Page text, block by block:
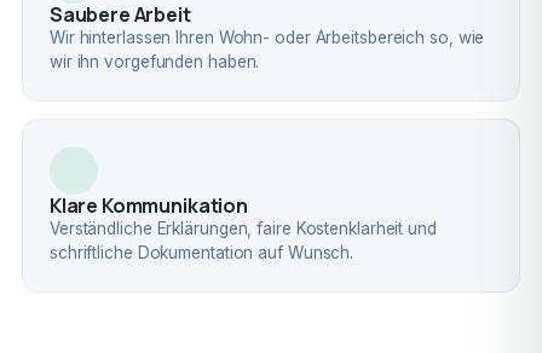
Saubere Arbeit
Wir hinterlassen Ihren Wohn- oder Arbeitsbereich so, wie
wir ihn vorgefunden haben.
Klare Kommunikation
Verständliche Erklärungen, faire Kostenklarheit und
schriftliche Dokumentation auf Wunsch.